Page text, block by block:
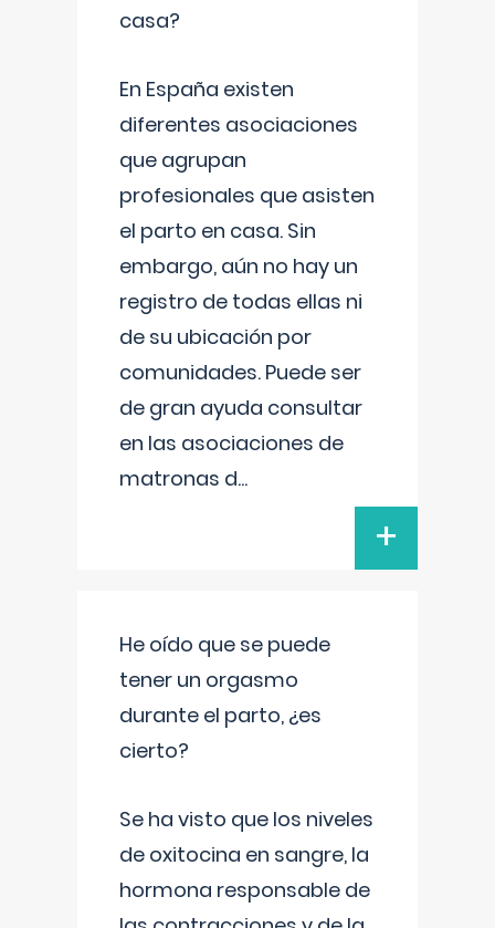
casa?
En España existen
diferentes asociaciones
que agrupan
profesionales que asisten
el parto en casa. Sin
embargo, aún no hay un
registro de todas ellas ni
de su ubicación por
comunidades. Puede ser
de gran ayuda consultar
en las asociaciones de
matronas d...
+
He oído que se puede
tener un orgasmo
durante el parto, ¿es
cierto?
Se ha visto que los niveles
de oxitocina en sangre, la
hormona responsable de